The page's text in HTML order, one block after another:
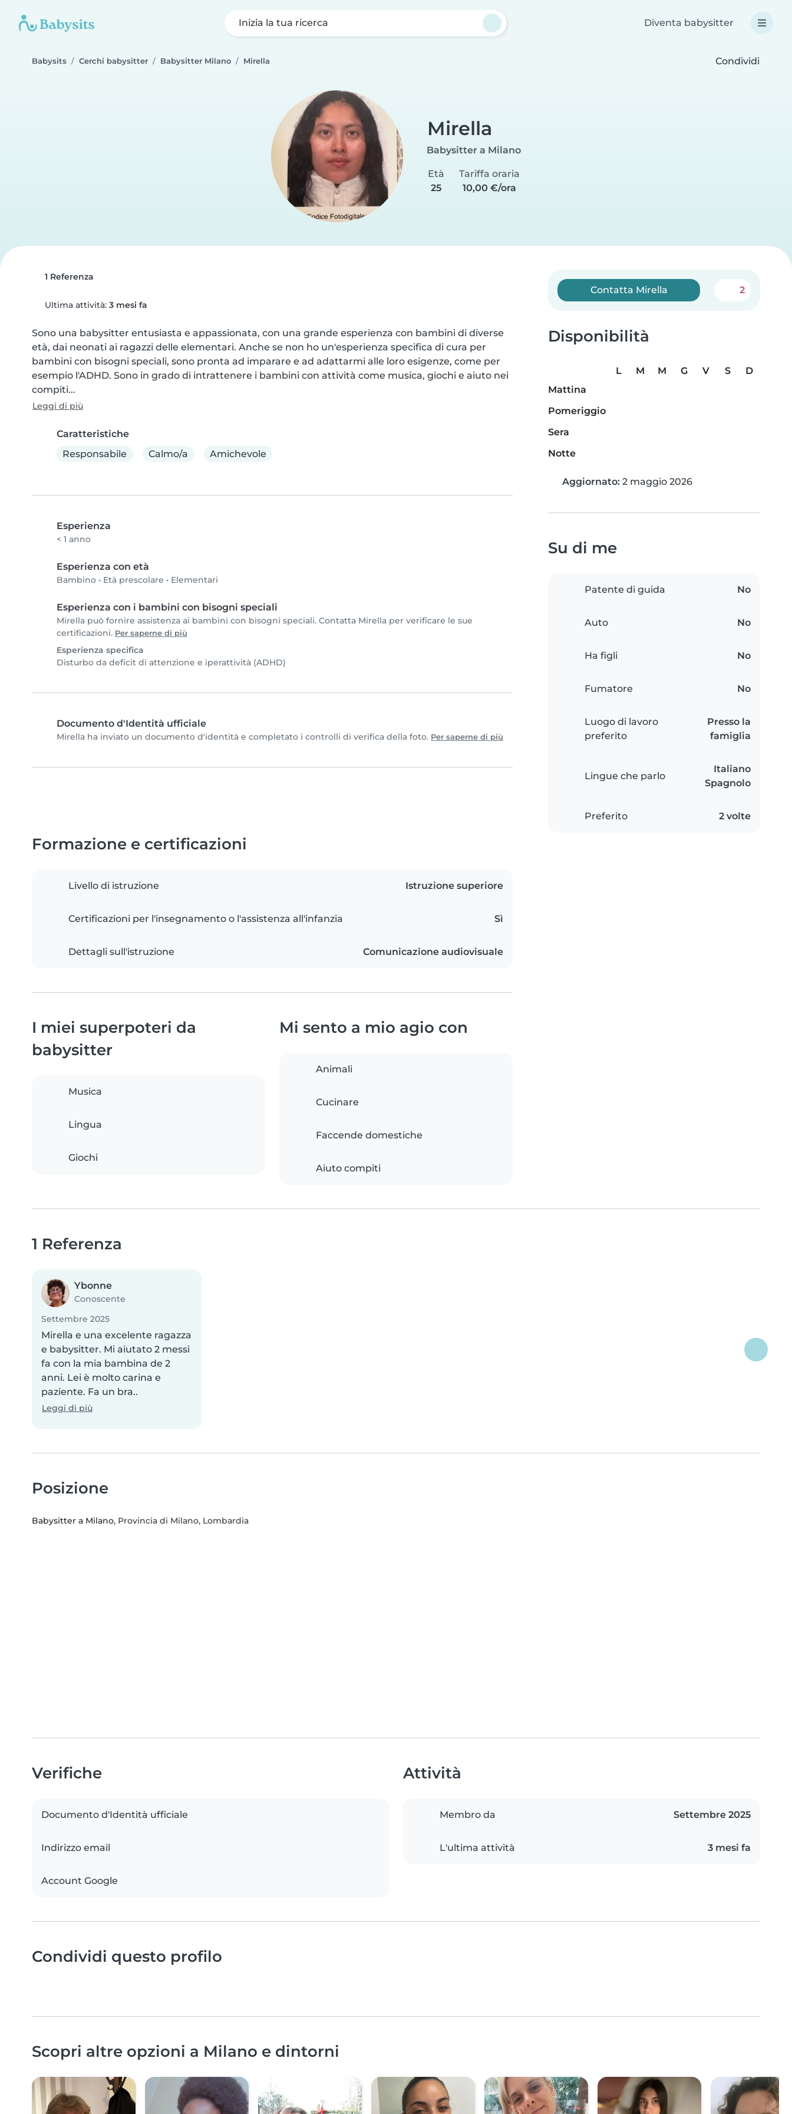
Inizia la tua ricerca Diventa babysitter
Babysits Cerchi babysitter Babysitter Milano Mirella Condividi
Mirella
Babysitter a Milano
Età
25
Tariffa oraria
10,00 €/ora
1 Referenza
Ultima attività: 3 mesi fa
Sono una babysitter entusiasta e appassionata, con una grande esperienza con bambini di diverse
età, dai neonati ai ragazzi delle elementari. Anche se non ho un'esperienza specifica di cura per
bambini con bisogni speciali, sono pronta ad imparare e ad adattarmi alle loro esigenze, come per
esempio l'ADHD. Sono in grado di intrattenere i bambini con attività come musica, giochi e aiuto nei
compiti...
Leggi di più
Caratteristiche
Responsabile
Calmo/a Amichevole
Esperienza
< 1 anno
Esperienza con età
Bambino • Età prescolare • Elementari
Esperienza con i bambini con bisogni speciali
Mirella può fornire assistenza ai bambini con bisogni speciali. Contatta Mirella per verificare le sue
certificazioni. Per saperne di più
Esperienza specifica
Disturbo da deficit di attenzione e iperattività (ADHD)
Documento d'Identità ufficiale
Mirella ha inviato un documento d'identità e completato i controlli di verifica della foto. Per saperne di più
Contatta Mirella 2
Disponibilità
L M M G V S
D
Mattina
Pomeriggio
Sera
Notte
Aggiornato: 2 maggio 2026
Su di me
Patente di guida No
Auto No
Ha figli No
Fumatore No
Luogo di lavoro
preferito
Presso la
famiglia
Lingue che parlo
Italiano
Spagnolo
Preferito 2 volte
Formazione e certificazioni
Livello di istruzione Istruzione superiore
Certificazioni per l'insegnamento o l'assistenza all'infanzia Sì
Dettagli sull'istruzione Comunicazione audiovisuale
I miei superpoteri da
babysitter
Musica
Lingua
Giochi
Mi sento a mio agio con
Animali
Cucinare
Faccende domestiche
Aiuto compiti
1 Referenza
Ybonne
Conoscente
Settembre 2025
Mirella e una excelente ragazza
e babysitter. Mi aiutato 2 messi
fa con la mia bambina de 2
anni. Lei è molto carina e
paziente. Fa un bra..
Leggi di più
Posizione
Babysitter a Milano, Provincia di Milano, Lombardia
Verifiche
Documento d'Identità ufficiale
Indirizzo email
Account Google
Attività
Membro da Settembre 2025
L'ultima attività 3 mesi fa
Condividi questo profilo
Scopri altre opzioni a Milano e dintorni